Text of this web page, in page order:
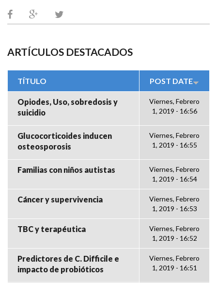
ARTÍCULOS DESTACADOS
TÍTULO POST DATE
Opiodes, Uso, sobredosis y
suicidio
Viernes, Febrero
1, 2019 - 16:56
Glucocorticoides inducen
osteosporosis
Viernes, Febrero
1, 2019 - 16:55
Familias con niños autistas
Viernes, Febrero
1, 2019 - 16:54
Cáncer y supervivencia
Viernes, Febrero
1, 2019 - 16:53
TBC y terapéutica
Viernes, Febrero
1, 2019 - 16:52
Predictores de C. Difficile e
impacto de probióticos
Viernes, Febrero
1, 2019 - 16:51